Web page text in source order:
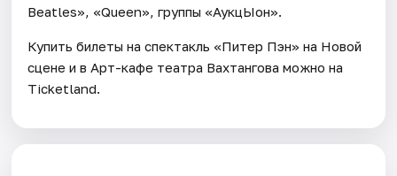
Beatles», «Queen», группы «АукцЫон».
Купить билеты на спектакль «Питер Пэн» на Новой
сцене и в Арт-кафе театра Вахтангова можно на
Ticketland.